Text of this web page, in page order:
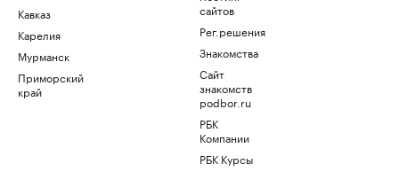
Кавказ
Карелия
Мурманск
Приморский
край
сайтов
Рег.решения
Знакомства
Сайт
знакомств
podbor.ru
РБК
Компании
РБК Курсы